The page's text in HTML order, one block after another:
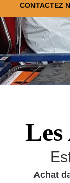
CONTACTEZ
Achat